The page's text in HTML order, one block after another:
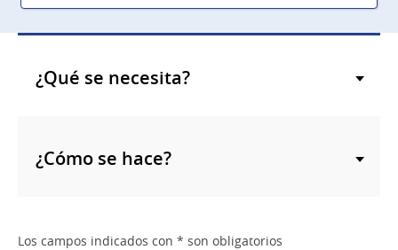
¿Qué se necesita?
¿Cómo se hace?
Los campos indicados con * son obligatorios